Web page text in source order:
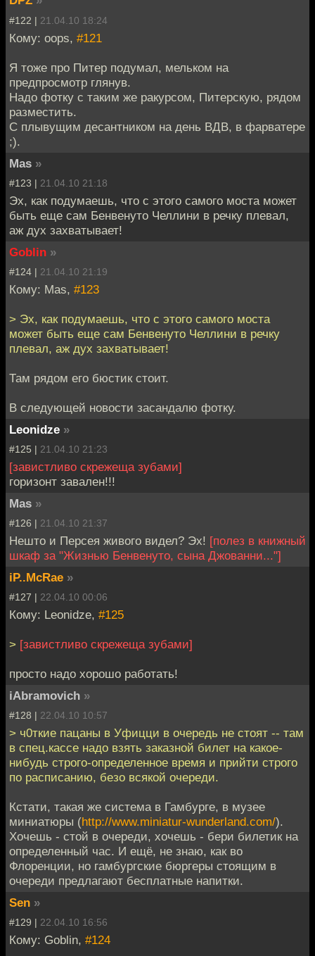
#122 | 21.04.10 18:24
Кому: oops, #121
Я тоже про Питер подумал, мельком на
предпросмотр глянув.
Надо фотку с таким же ракурсом, Питерскую, рядом
разместить.
С плывущим десантником на день ВДВ, в фарватере
;).
Mas »
#123 | 21.04.10 21:18
Эх, как подумаешь, что с этого самого моста может
быть еще сам Бенвенуто Челлини в речку плевал,
аж дух захватывает!
Goblin »
#124 | 21.04.10 21:19
Кому: Mas, #123
> Эх, как подумаешь, что с этого самого моста
может быть еще сам Бенвенуто Челлини в речку
плевал, аж дух захватывает!
Там рядом его бюстик стоит.
В следующей новости засандалю фотку.
Leonidze »
#125 | 21.04.10 21:23
[завистливо скрежеща зубами]
горизонт завален!!!
Mas »
#126 | 21.04.10 21:37
Нешто и Персея живого видел? Эх! [полез в книжный
шкаф за "Жизнью Бенвенуто, сына Джованни..."]
iP..McRae »
#127 | 22.04.10 00:06
Кому: Leonidze, #125
> [завистливо скрежеща зубами]
просто надо хорошо работать!
iAbramovich »
#128 | 22.04.10 10:57
> ч0ткие пацаны в Уфицци в очередь не стоят -- там
в спец.кассе надо взять заказной билет на какое-
нибудь строго-определенное время и прийти строго
по расписанию, безо всякой очереди.
Кстати, такая же система в Гамбурге, в музее
миниатюры (http://www.miniatur-wunderland.com/).
Хочешь - стой в очереди, хочешь - бери билетик на
определенный час. И ещё, не знаю, как во
Флоренции, но гамбургские бюргеры стоящим в
очереди предлагают бесплатные напитки.
Sen »
#129 | 22.04.10 16:56
Кому: Goblin, #124